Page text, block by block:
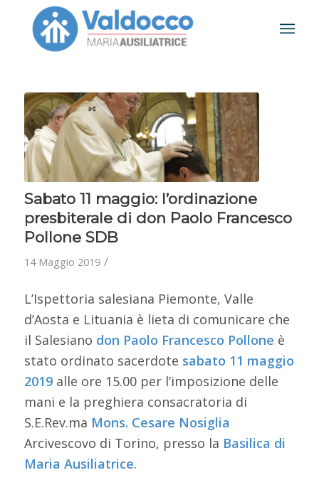
Sabato 11 maggio: l’ordinazione
presbiterale di don Paolo Francesco
Pollone SDB
14 Maggio 2019 /
L’Ispettoria salesiana Piemonte, Valle
d’Aosta e Lituania è lieta di comunicare che
il Salesiano don Paolo Francesco Pollone è
stato ordinato sacerdote sabato 11 maggio
2019alle ore 15.00 per l’imposizione delle
mani e la preghiera consacratoria di
S.E.Rev.ma Mons. Cesare Nosiglia
Arcivescovo di Torino, presso la Basilica di
Maria Ausiliatrice.